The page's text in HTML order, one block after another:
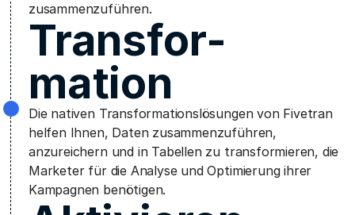
zusammenzuführen.
Transfor­
mation
Die nativen Transformationslösungen von Fivetran
helfen Ihnen, Daten zusammenzuführen,
anzureichern und in Tabellen zu transformieren, die
Marketer für die Analyse und Optimierung ihrer
Kampagnen benötigen.